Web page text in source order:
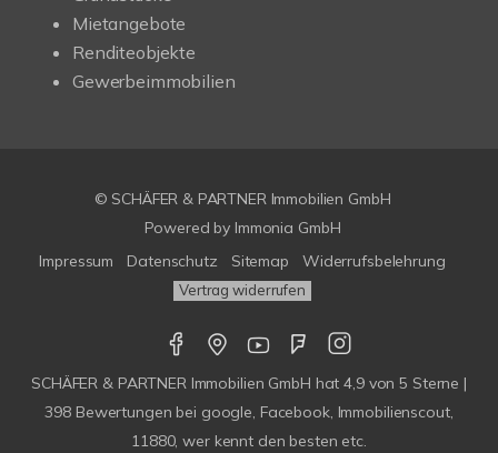
Mietangebote
Renditeobjekte
Gewerbeimmobilien
© SCHÄFER & PARTNER Immobilien GmbH
Powered by Immonia GmbH
Impressum
Datenschutz Sitemap Widerrufsbelehrung
Vertrag widerrufen
SCHÄFER & PARTNER Immobilien GmbH hat4,9von5 Sterne |
398 Bewertungen bei google, Facebook, Immobilienscout,
11880, wer kennt den besten etc.